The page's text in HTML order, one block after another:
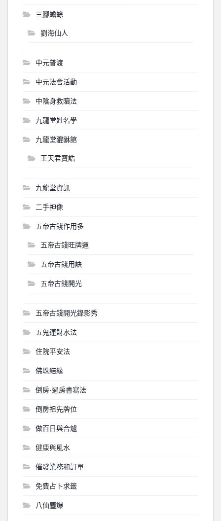
三腳蟾蜍
劉海仙人
中元普渡
中元法會活動
中陰身救贖法
九龍堂姓名學
九龍堂貔貅館
王天君寶誥
九龍堂資訊
二手神像
五帝古錢作用多
五帝古錢旺牌運
五帝古錢用訣
五帝古錢開光
五帝古錢開光錄影秀
五鬼運財水法
住院平安法
佛珠結緣
倒房-過房書寫法
倒房祖先牌位
做百日與合爐
健康與風水
催發業務和訂單
免費占卜求籤
八仙塵爆